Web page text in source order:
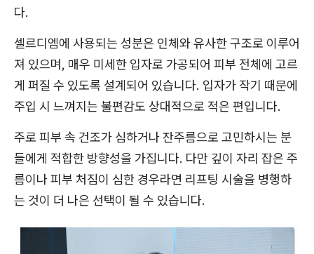
다.
셀르디엠에 사용되는 성분은 인체와 유사한 구조로 이루어
져 있으며, 매우 미세한 입자로 가공되어 피부 전체에 고르
게 퍼질 수 있도록 설계되어 있습니다. 입자가 작기 때문에
주입 시 느껴지는 불편감도 상대적으로 적은 편입니다.
주로 피부 속 건조가 심하거나 잔주름으로 고민하시는 분
들에게 적합한 방향성을 가집니다. 다만 깊이 자리 잡은 주
름이나 피부 처짐이 심한 경우라면 리프팅 시술을 병행하
는 것이 더 나은 선택이 될 수 있습니다.